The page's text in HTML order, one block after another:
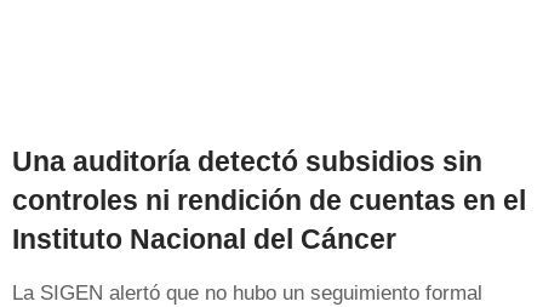
Una auditoría detectó subsidios sin
controles ni rendición de cuentas en el
Instituto Nacional del Cáncer
La SIGEN alertó que no hubo un seguimiento formal